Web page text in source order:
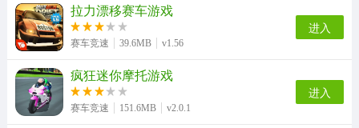
拉力漂移赛车游戏
赛车竞速 39.6MB v1.56
进入
疯狂迷你摩托游戏
赛车竞速 151.6MB v2.0.1
进入